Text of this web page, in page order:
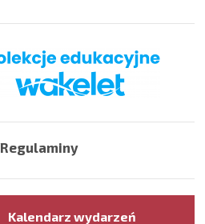
Regulaminy
Kalendarz wydarzeń